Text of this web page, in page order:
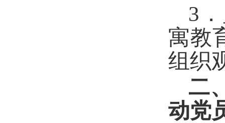
3
寓教
组织
二
动党